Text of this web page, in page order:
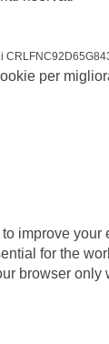
per
improve
for the
browser only